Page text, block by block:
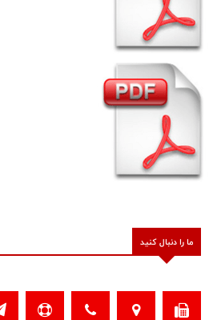
ما را دنبال کنید